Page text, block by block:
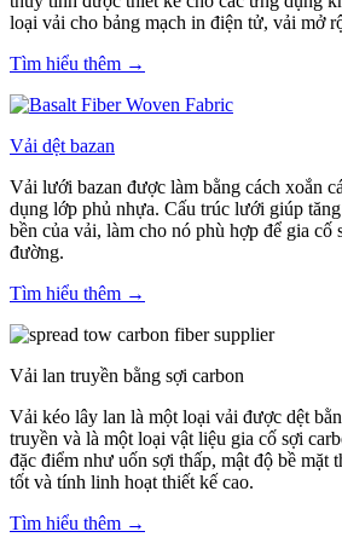
loại vải cho bảng mạch in điện tử, vải mở
Tìm hiểu thêm →
Vải dệt bazan
Vải lưới bazan được làm bằng cách xoắn
dụng lớp phủ nhựa. Cấu trúc lưới giúp
bền của vải, làm cho nó phù hợp để gia cố
đường.
Tìm hiểu thêm →
Vải lan truyền bằng sợi carbon
Vải kéo lây lan là một loại vải được dệt
truyền và là một loại vật liệu gia cố sợi
đặc điểm như uốn sợi thấp, mật độ bề mặt
tốt và tính linh hoạt thiết kế cao.
Tìm hiểu thêm →